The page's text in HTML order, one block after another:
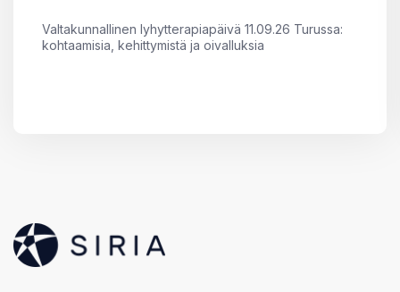
Valtakunnallinen lyhytterapiapäivä 11.09.26 Turussa:
kohtaamisia, kehittymistä ja oivalluksia